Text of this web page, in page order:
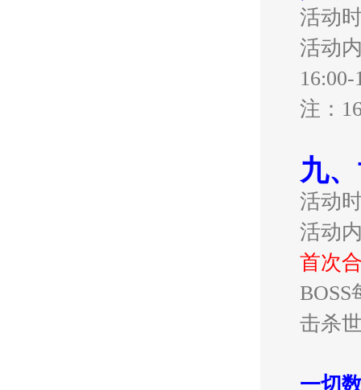
活动
活动
注：
九、
活动
活动
首次
击杀
一切